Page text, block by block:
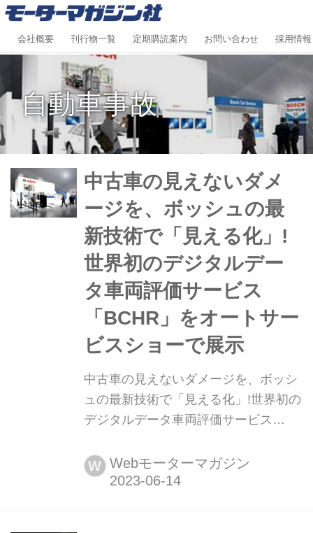
会社概要 刊行物一覧 定期購読案内 お問い合わせ 採用情報
自動車事故
中古車の見えないダメ
ージを、ボッシュの最
新技術で「見える化」!
世界初のデジタルデー
タ車両評価サービス
「BCHR」をオートサー
ビスショーで展示
中古車の見えないダメージを、ボッシ
ュの最新技術で「見える化」!世界初の
デジタルデータ車両評価サービス
展示 ボッシュ株式会社は、新しい車両
評価サービス「Bosch Car History
W Webモーターマガジン